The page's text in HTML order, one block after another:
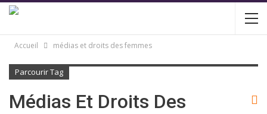
Accueil médias et droits des femmes
Parcourir Tag
Médias Et Droits Des